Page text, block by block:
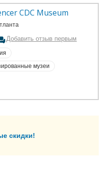
CDC Museum
Добавить отзыв первым
музеи
скидки!